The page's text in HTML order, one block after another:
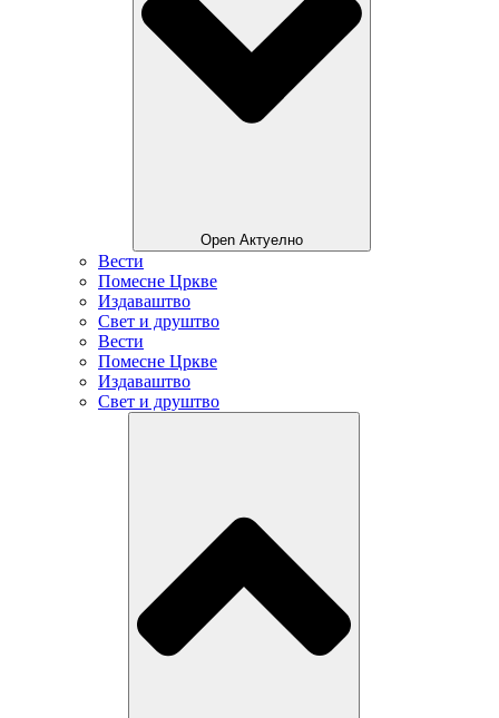
Open Актуелно
Вести
Помесне Цркве
Издаваштво
Свет и друштво
Вести
Помесне Цркве
Издаваштво
Свет и друштво